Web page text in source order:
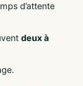
d’attente
deux à